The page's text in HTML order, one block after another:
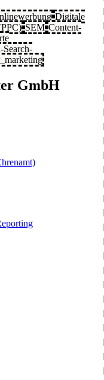
Digitale
SEM Content-
Search-
GmbH